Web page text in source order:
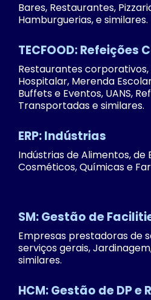
Bares, Restaurantes,
Hamburguerias, e similares.
TECFOOD: Refeições
Restaurantes
Hospitalar, Merenda
Buffets e Eventos, UANS,
Transportadas e similares.
ERP: Indústrias
Indústrias de Alimentos, de
Cosméticos, Químicas e
SM: Gestão de
Empresas prestadoras de
serviços gerais,
similares.
HCM: Gestão de DP e